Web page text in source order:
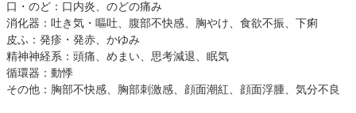
口・のど：口内炎、のどの痛み
消化器：吐き気・嘔吐、腹部不快感、胸やけ、食欲不振、下痢
皮ふ：発疹・発赤、かゆみ
精神神経系：頭痛、めまい、思考減退、眠気
循環器：動悸
その他：胸部不快感、胸部刺激感、顔面潮紅、顔面浮腫、気分不良